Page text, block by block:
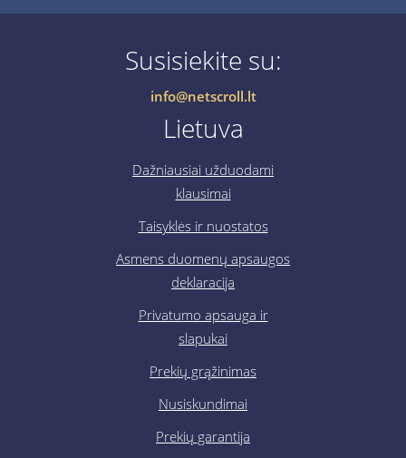
Susisiekite su:
info@netscroll.lt
Lietuva
Dažniausiai užduodami
klausimai
Taisyklės ir nuostatos
Asmens duomenų apsaugos
deklaracija
Privatumo apsauga ir
slapukai
Prekių grąžinimas
Nusiskundimai
Prekių garantija